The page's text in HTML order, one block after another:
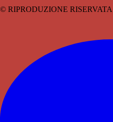
© RIPRODUZIONE RISERVATA